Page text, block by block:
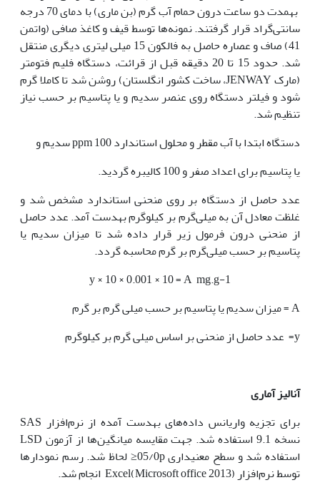
به‏مدت دو ساعت درون حمام آب گرم (بن ماری) با دمای 70 درجه
سانتی‌گراد قرار گرفتند. نمونه‌ها توسط قیف و کاغذ صافی (واتمن
41) صاف و عصاره حاصل به فالکون 15 میلی لیتری دیگری منتقل
شد. حدود 15 تا 20 دقیقه قبل از قرائت، دستگاه فلیم فتومتر
(مارک JENWAY، ساخت کشور انگلستان) روشن شد تا کاملا گرم
شود و فیلتر دستگاه روی عنصر سدیم و یا پتاسیم بر حسب نیاز
تنظیم ‌شد.
دستگاه ابتدا با آب مقطر و محلول استاندارد ppm 100 سدیم و
یا پتاسیم برای اعداد صفر و 100 کالیبره گردید.
عدد حاصل از دستگاه بر روی منحنی استاندارد مشخص شد و
غلظت معادل آن به میلی‌گرم بر کیلوگرم به‏دست آمد. عدد حاصل
از منحنی درون فرمول زیر قرار داده شد تا میزان سدیم یا
پتاسیم بر حسب میلی‌گرم بر گرم محاسبه ‌گردد.
y × 10 × 0.001 × 10 = A mg.g-1
A = میزان سدیم یا پتاسیم بر حسب میلی گرم بر گرم
y= عدد حاصل از منحنی بر اساس میلی گرم بر کیلوگرم
آنالیز آماری
برای تجزیه واریانس داده‌های به‏دست آمده از نرم‌افزار SAS
نسخه 9.1 استفاده شد. جهت مقایسه میانگین‌ها از آزمون LSD
استفاده شد و سطح معنی‏داری 05/0p≤ لحاظ شد. رسم نمودارها
توسط نرم‌افزار (Microsoft office 2013)Excel انجام شد.